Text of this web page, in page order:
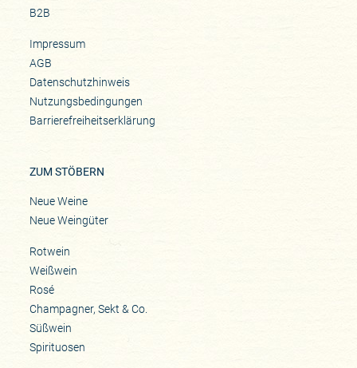
B2B
Impressum
AGB
Datenschutzhinweis
Nutzungsbedingungen
Barrierefreiheitserklärung
ZUM STÖBERN
Neue Weine
Neue Weingüter
Rotwein
Weißwein
Rosé
Champagner, Sekt & Co.
Süßwein
Spirituosen